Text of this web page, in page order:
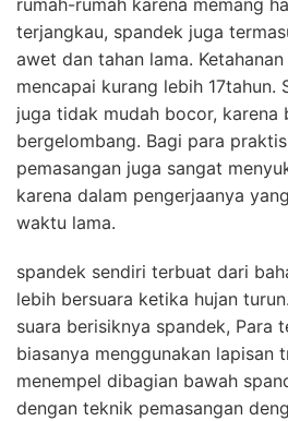
rumah-rumah karena memang
terjangkau, spandek juga
awet dan tahan lama.
mencapai kurang lebih 17tahun.
juga tidak mudah bocor, karena
bergelombang. Bagi para
pemasangan juga sangat
karena dalam pengerjaanya
waktu lama.
spandek sendiri terbuat dari
lebih bersuara ketika hujan
suara berisiknya spandek, Para
biasanya menggunakan lapisan
menempel dibagian bawah
dengan teknik pemasangan